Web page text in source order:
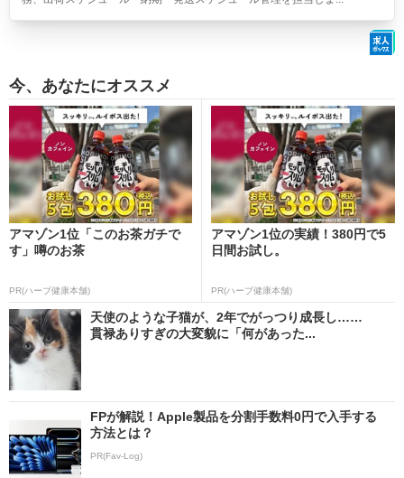
今、あなたにオススメ
アマゾン1位「このお茶ガチで
す」噂のお茶
PR(ハーブ健康本舗)
アマゾン1位の実績！380円で5
日間お試し。
PR(ハーブ健康本舗)
天使のような子猫が、2年でがっつり成長し……
貫禄ありすぎの大変貌に「何があった...
FPが解説！Apple製品を分割手数料0円で入手する
方法とは？
PR(Fav-Log)